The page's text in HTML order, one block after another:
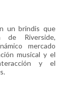
un brindis que
de Riverside,
mercado
musical y el
y el